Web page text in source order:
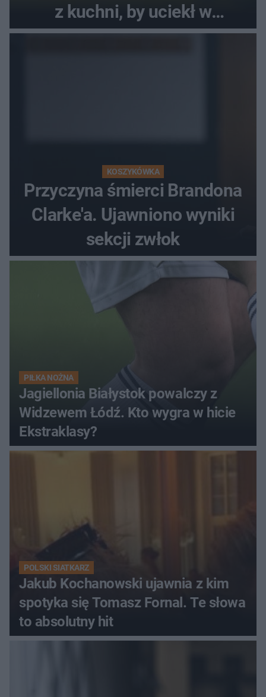
z kuchni, by uciekł w
popłochu
KOSZYKÓWKA
Przyczyna śmierci Brandona
Clarke'a. Ujawniono wyniki
sekcji zwłok
PIŁKA NOŻNA
Jagiellonia Białystok powalczy z
Widzewem Łódź. Kto wygra w hicie
Ekstraklasy?
POLSKI SIATKARZ
Jakub Kochanowski ujawnia z kim
spotyka się Tomasz Fornal. Te słowa
to absolutny hit